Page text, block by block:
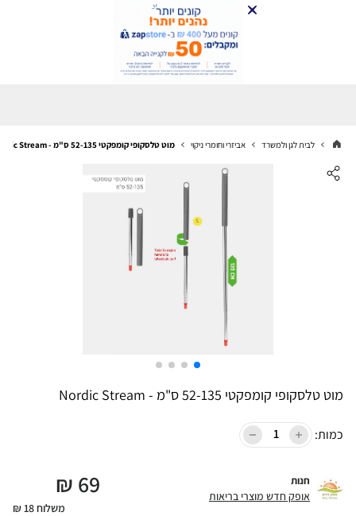
לבית לגן ולמשרד אביזרי וחומרי ניקוי מוט טלסקופי קומפקטי 52-135 ס"מ - Nordic Stream
מוט טלסקופי קומפקטי 52-135 ס"מ - Nordic Stream
כמות:
חנות
אופק חדש מוצרי בריאות 69
₪
משלוח 18 ₪